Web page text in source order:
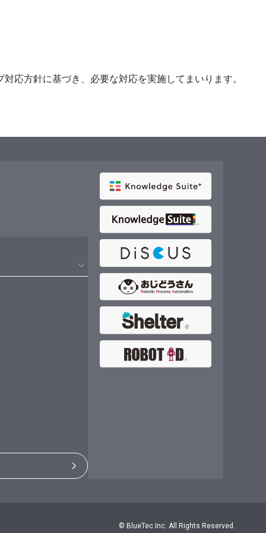
応方針に基づき、必要な対応を実施してまいります。
© BlueTec Inc. All Rights Reserved.